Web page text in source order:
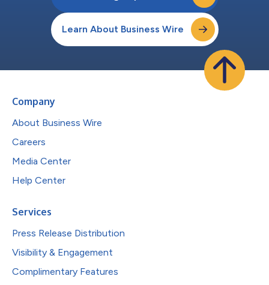
Learn About Business Wire
Company
About Business Wire
Careers
Media Center
Help Center
Services
Press Release Distribution
Visibility & Engagement
Complimentary Features